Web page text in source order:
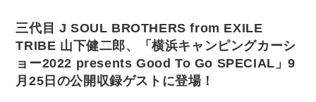
三代目 J SOUL BROTHERS from EXILE
TRIBE 山下健二郎、「横浜キャンピングカーシ
ョー2022 presents Good To Go SPECIAL」9
月25日の公開収録ゲストに登場！